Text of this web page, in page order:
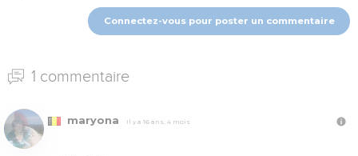
Connectez-vous pour poster un commentaire
1 commentaire
maryona Il y a 16 ans, 4 mois